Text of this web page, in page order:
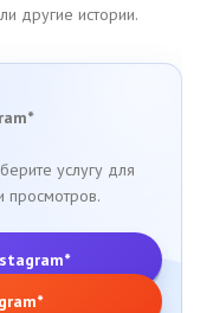
другие истории.
услугу для
просмотров.